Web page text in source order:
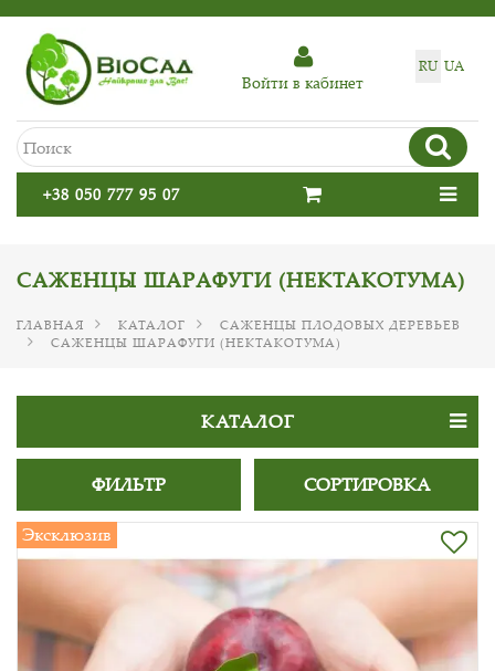
RU UA
Войти в кабинет
+38 050 777 95 07
САЖЕНЦЫ ШАРАФУГИ (НЕКТАКОТУМА)
ГЛАВНАЯ КАТАЛОГ
САЖЕНЦЫ ПЛОДОВЫХ ДЕРЕВЬЕВ
САЖЕНЦЫ ШАРАФУГИ (НЕКТАКОТУМА)
КАТАЛОГ
ФИЛЬТР СОРТИРОВКА
Эксклюзив